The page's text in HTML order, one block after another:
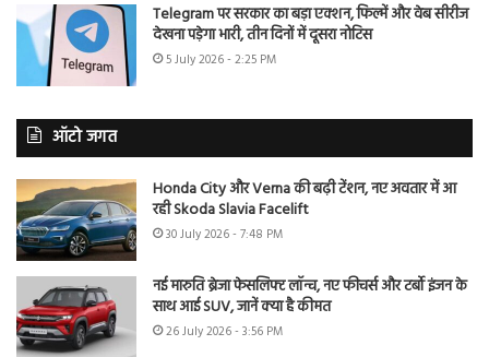
Telegram पर सरकार का बड़ा एक्शन, फिल्में और वेब सीरीज
देखना पड़ेगा भारी, तीन दिनों में दूसरा नोटिस
5 July 2026 - 2:25 PM
ऑटो जगत
Honda City और Verna की बढ़ी टेंशन, नए अवतार में आ
रही Skoda Slavia Facelift
30 July 2026 - 7:48 PM
नई मारुति ब्रेजा फेसलिफ्ट लॉन्च, नए फीचर्स और टर्बो इंजन के
साथ आई SUV, जानें क्या है कीमत
26 July 2026 - 3:56 PM